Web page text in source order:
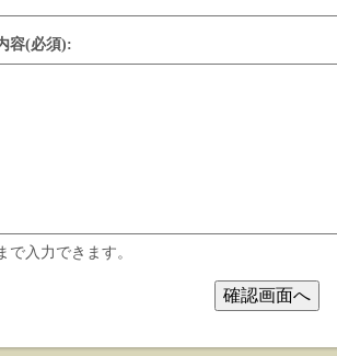
容(必須):
で入力できます。